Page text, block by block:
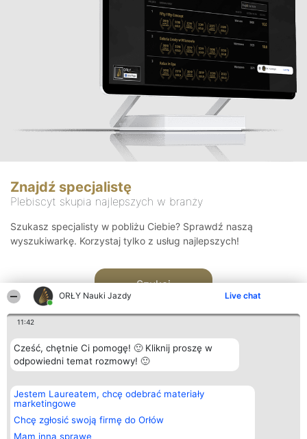
ORŁY Nauki Jazdy Live chat
11:42
Cześć, chętnie Ci pomogę! 🙂 Kliknij proszę w
odpowiedni temat rozmowy! 🙂
Jestem Laureatem, chcę odebrać materiały
marketingowe
Chcę zgłosić swoją firmę do Orłów
Mam inną sprawę
Znajdź specjalistę
Plebiscyt skupia najlepszych w branży
Szukasz specjalisty w pobliżu Ciebie? Sprawdź naszą
wyszukiwarkę. Korzystaj tylko z usług najlepszych!
Szukaj
Organizator plebiscytu
Bright Side Solutions sp. z o.
o. sp. k.
ul. Ruska 22
Wrocław 50-079
KRS 0000749100 | Regon
Plebiscyt
Laureaci
wszystkich
Laureatów
Kontakt
Kontakt